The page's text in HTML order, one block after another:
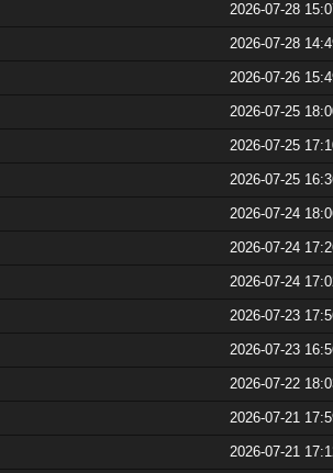
2026-07-28
2026-07-28
2026-07-26
2026-07-25
2026-07-25
2026-07-25
2026-07-24
2026-07-24
2026-07-24
2026-07-23
2026-07-23
2026-07-22
2026-07-21
2026-07-21